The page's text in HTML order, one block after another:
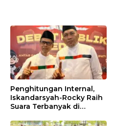
Penghitungan Internal,
Iskandarsyah-Rocky Raih
Suara Terbanyak di